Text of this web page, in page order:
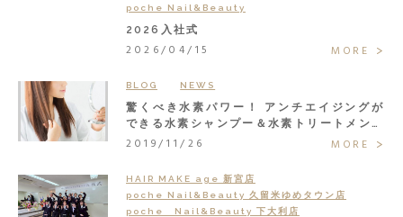
poche Nail&Beauty
2026入社式
2026/04/15 MORE
BLOG NEWS
驚くべき水素パワー！ アンチエイジングが
できる水素シャンプー＆水素トリートメント
で大人の髪悩みまるごと解決◎
2019/11/26 MORE
HAIR MAKE age 新宮店
poche Nail&Beauty 久留米ゆめタウン店
poche Nail&Beauty 下大利店